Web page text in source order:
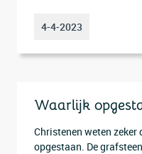
4-4-2023
Waarlijk
Christenen weten
opgestaan. De